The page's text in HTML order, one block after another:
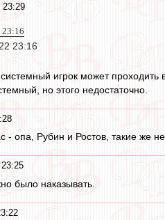
23:29
23:16
23:16
игрок может
но этого недостаточно.
- опа, Рубин и Ростов, такие же
было наказывать.